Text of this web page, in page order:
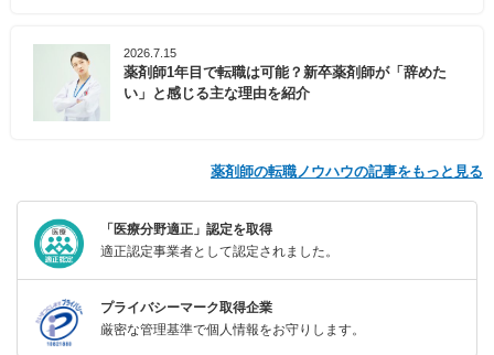
2026.7.15
薬剤師1年目で転職は可能？新卒薬剤師が「辞めた
い」と感じる主な理由を紹介
薬剤師の転職ノウハウの記事をもっと見る
「医療分野適正」認定を取得
適正認定事業者として認定されました。
プライバシーマーク取得企業
厳密な管理基準で個人情報をお守りします。